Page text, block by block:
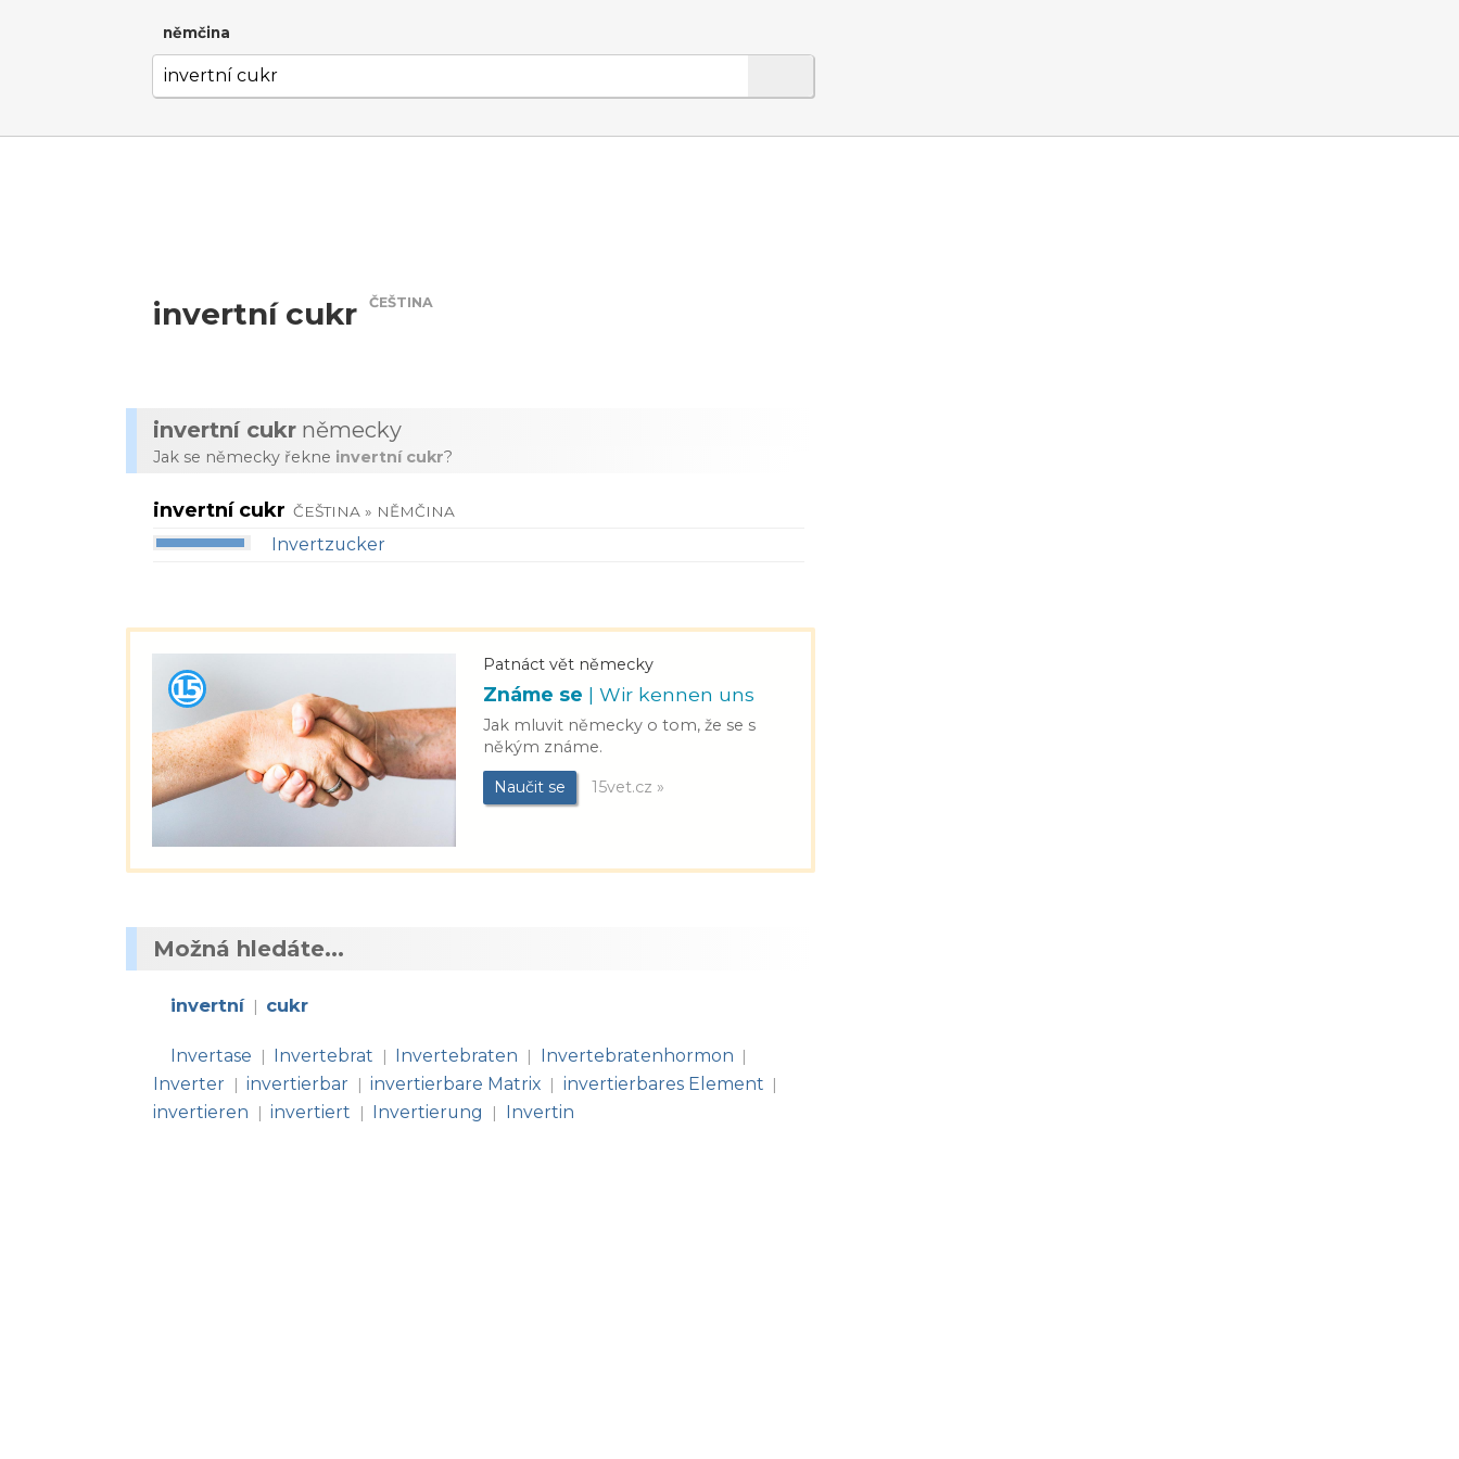
němčina
invertní cukr ČEŠTINA
invertní cukr německy
Jak se německy řekne invertní cukr?
invertní cukr ČEŠTINA » NĚMČINA
Invertzucker
Patnáct vět německy
Známe se | Wir kennen uns
Jak mluvit německy o tom, že se s
někým známe.
Naučit se 15vet.cz »
Možná hledáte...
invertní | cukr
Invertase | Invertebrat | Invertebraten | Invertebratenhormon |
Inverter | invertierbar | invertierbare Matrix | invertierbares Element |
invertieren | invertiert | Invertierung | Invertin